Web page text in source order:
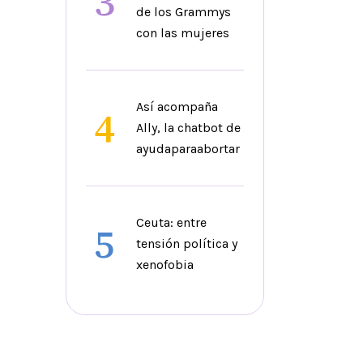
de los Grammys
con las mujeres
4
Así acompaña
Ally, la chatbot de
ayudaparaabortar
5
Ceuta: entre
tensión política y
xenofobia